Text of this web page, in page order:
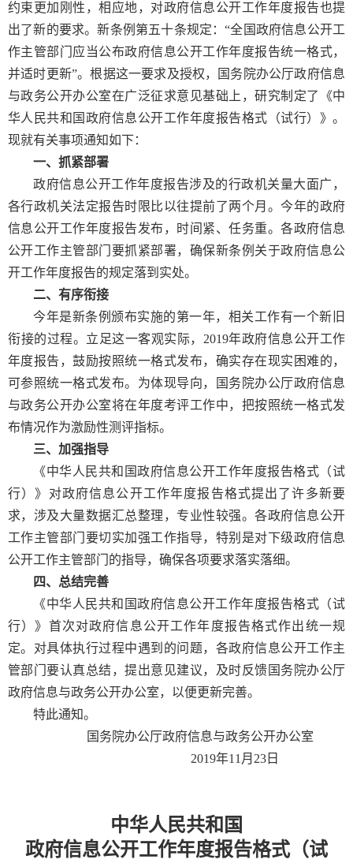
约束更加刚性，相应地，对政府信息公开工作年度报告也提
出了新的要求。新条例第五十条规定：“全国政府信息公开工
作主管部门应当公布政府信息公开工作年度报告统一格式，
并适时更新”。根据这一要求及授权，国务院办公厅政府信息
与政务公开办公室在广泛征求意见基础上，研究制定了《中
华人民共和国政府信息公开工作年度报告格式（试行）》。
现就有关事项通知如下：
一、抓紧部署
政府信息公开工作年度报告涉及的行政机关量大面广，
各行政机关法定报告时限比以往提前了两个月。今年的政府
信息公开工作年度报告发布，时间紧、任务重。各政府信息
公开工作主管部门要抓紧部署，确保新条例关于政府信息公
开工作年度报告的规定落到实处。
二、有序衔接
今年是新条例颁布实施的第一年，相关工作有一个新旧
衔接的过程。立足这一客观实际，2019年政府信息公开工作
年度报告，鼓励按照统一格式发布，确实存在现实困难的，
可参照统一格式发布。为体现导向，国务院办公厅政府信息
与政务公开办公室将在年度考评工作中，把按照统一格式发
布情况作为激励性测评指标。
三、加强指导
《中华人民共和国政府信息公开工作年度报告格式（试
行）》对政府信息公开工作年度报告格式提出了许多新要
求，涉及大量数据汇总整理，专业性较强。各政府信息公开
工作主管部门要切实加强工作指导，特别是对下级政府信息
公开工作主管部门的指导，确保各项要求落实落细。
四、总结完善
《中华人民共和国政府信息公开工作年度报告格式（试
行）》首次对政府信息公开工作年度报告格式作出统一规
定。对具体执行过程中遇到的问题，各政府信息公开工作主
管部门要认真总结，提出意见建议，及时反馈国务院办公厅
政府信息与政务公开办公室，以便更新完善。
特此通知。
国务院办公厅政府信息与政务公开办公室
2019年11月23日
中华人民共和国
政府信息公开工作年度报告格式（试